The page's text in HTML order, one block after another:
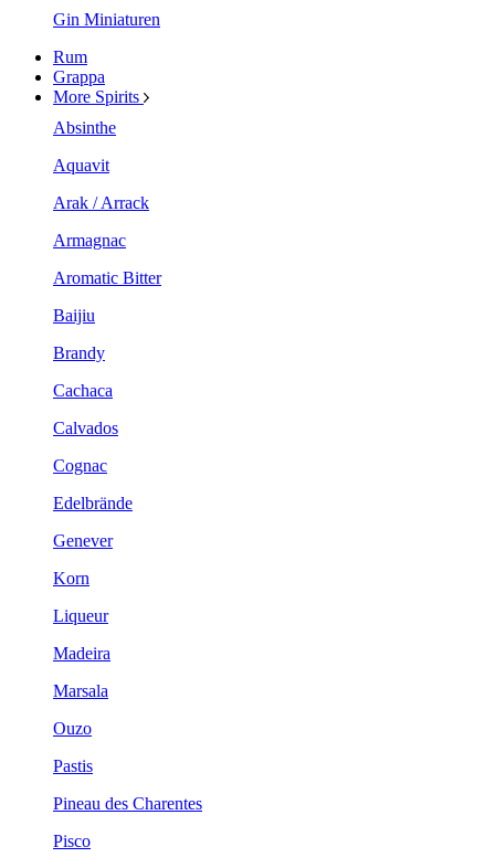
Gin Miniaturen
Rum
Grappa
More Spirits
Absinthe
Aquavit
Arak / Arrack
Armagnac
Aromatic Bitter
Baijiu
Brandy
Cachaca
Calvados
Cognac
Edelbrände
Genever
Korn
Liqueur
Madeira
Marsala
Ouzo
Pastis
Pineau des Charentes
Pisco